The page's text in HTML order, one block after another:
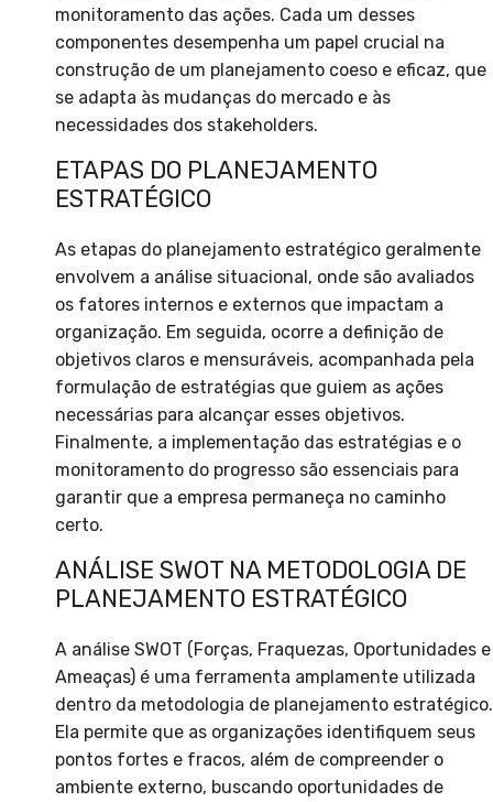
monitoramento das ações. Cada um desses
componentes desempenha um papel crucial na
construção de um planejamento coeso e eficaz, que
se adapta às mudanças do mercado e às
necessidades dos stakeholders.
ETAPAS DO PLANEJAMENTO
ESTRATÉGICO
As etapas do planejamento estratégico geralmente
envolvem a análise situacional, onde são avaliados
os fatores internos e externos que impactam a
organização. Em seguida, ocorre a definição de
objetivos claros e mensuráveis, acompanhada pela
formulação de estratégias que guiem as ações
necessárias para alcançar esses objetivos.
Finalmente, a implementação das estratégias e o
monitoramento do progresso são essenciais para
garantir que a empresa permaneça no caminho
certo.
ANÁLISE SWOT NA METODOLOGIA DE
PLANEJAMENTO ESTRATÉGICO
A análise SWOT (Forças, Fraquezas, Oportunidades e
Ameaças) é uma ferramenta amplamente utilizada
dentro da metodologia de planejamento estratégico.
Ela permite que as organizações identifiquem seus
pontos fortes e fracos, além de compreender o
ambiente externo, buscando oportunidades de